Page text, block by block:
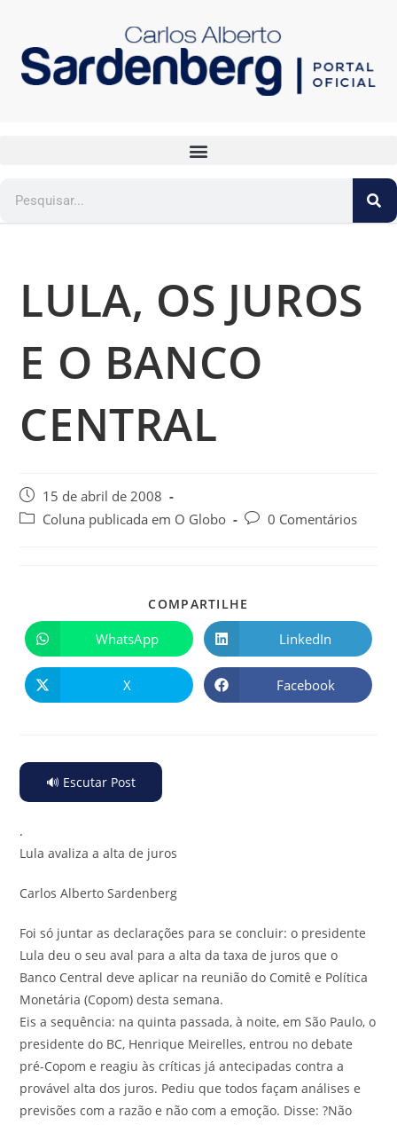
LULA, OS JUROS
E O BANCO
CENTRAL
15 de abril de 2008
Coluna publicada em O Globo
0 Comentários
COMPARTILHE
WhatsApp LinkedIn
X Facebook
🔊 Escutar Post
.
Lula avaliza a alta de juros
Carlos Alberto Sardenberg
Foi só juntar as declarações para se concluir: o presidente
Lula deu o seu aval para a alta da taxa de juros que o
Banco Central deve aplicar na reunião do Comitê e Política
Monetária (Copom) desta semana.
Eis a sequência: na quinta passada, à noite, em São Paulo, o
presidente do BC, Henrique Meirelles, entrou no debate
pré-Copom e reagiu às críticas já antecipadas contra a
provável alta dos juros. Pediu que todos façam análises e
previsões com a razão e não com a emoção. Disse: ?Não